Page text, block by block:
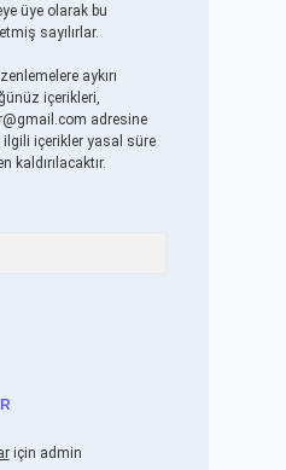
üye olarak bu
sayılırlar.
aykırı
içerikleri,
adresine
içerikler yasal süre
kaldırılacaktır.
için admin